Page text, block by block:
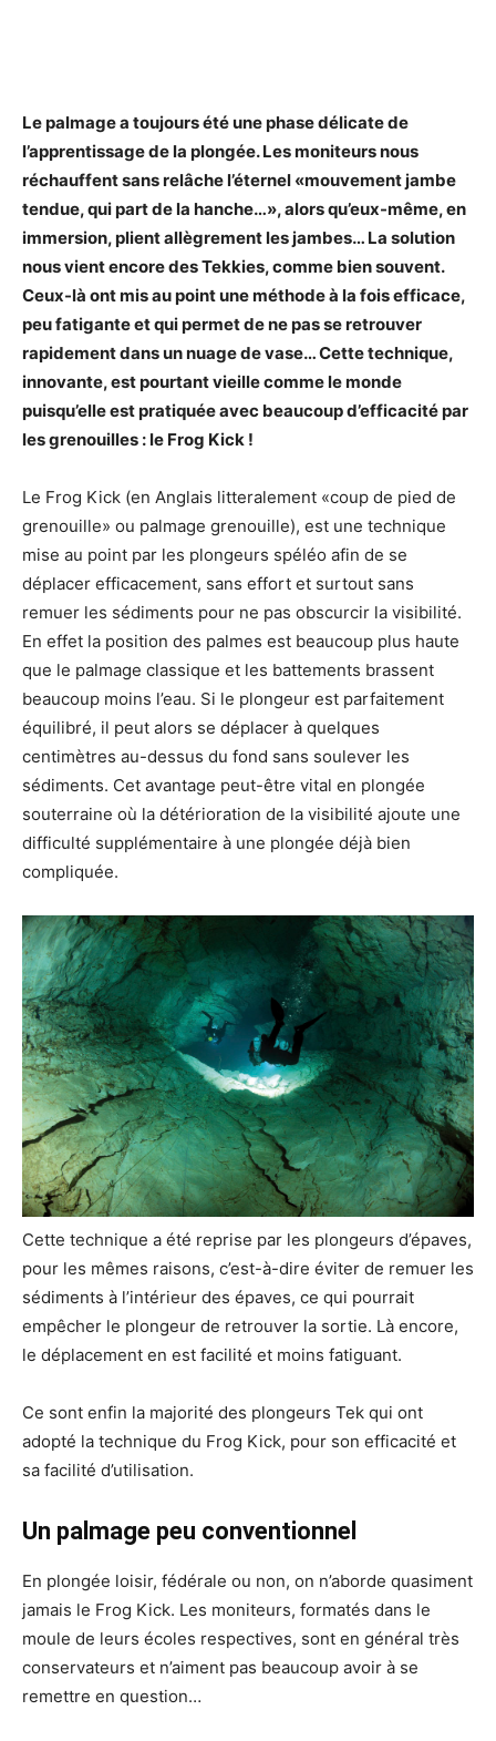
Le palmage a toujours été une phase délicate de
l’apprentissage de la plongée. Les moniteurs nous
réchauffent sans relâche l’éternel «mouvement jambe
tendue, qui part de la hanche…», alors qu’eux-même, en
immersion, plient allègrement les jambes… La solution
nous vient encore des Tekkies, comme bien souvent.
Ceux-là ont mis au point une méthode à la fois efficace,
peu fatigante et qui permet de ne pas se retrouver
rapidement dans un nuage de vase… Cette technique,
innovante, est pourtant vieille comme le monde
puisqu’elle est pratiquée avec beaucoup d’efficacité par
les grenouilles : le Frog Kick !
Le Frog Kick (en Anglais litteralement «coup de pied de
grenouille» ou palmage grenouille), est une technique
mise au point par les plongeurs spéléo afin de se
déplacer efficacement, sans effort et surtout sans
remuer les sédiments pour ne pas obscurcir la visibilité.
En effet la position des palmes est beaucoup plus haute
que le palmage classique et les battements brassent
beaucoup moins l’eau. Si le plongeur est parfaitement
équilibré, il peut alors se déplacer à quelques
centimètres au-dessus du fond sans soulever les
sédiments. Cet avantage peut-être vital en plongée
souterraine où la détérioration de la visibilité ajoute une
difficulté supplémentaire à une plongée déjà bien
compliquée.
Cette technique a été reprise par les plongeurs d’épaves,
pour les mêmes raisons, c’est-à-dire éviter de remuer les
sédiments à l’intérieur des épaves, ce qui pourrait
empêcher le plongeur de retrouver la sortie. Là encore,
le déplacement en est facilité et moins fatiguant.
Ce sont enfin la majorité des plongeurs Tek qui ont
adopté la technique du Frog Kick, pour son efficacité et
sa facilité d’utilisation.
Un palmage peu conventionnel
En plongée loisir, fédérale ou non, on n’aborde quasiment
jamais le Frog Kick. Les moniteurs, formatés dans le
moule de leurs écoles respectives, sont en général très
conservateurs et n’aiment pas beaucoup avoir à se
remettre en question…